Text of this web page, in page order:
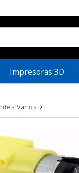
Impresoras 3D
Varios